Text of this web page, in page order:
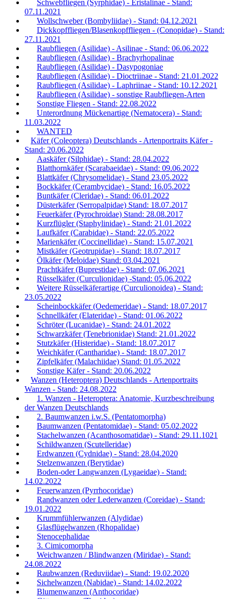
Schwebfliegen (Syrphidae) - Eristalinae - Stand:
07.11.2021
Wollschweber (Bombyliidae) - Stand: 04.12.2021
Dickkopffliegen/Blasenkopffliegen - (Conopidae) - Stand:
27.11.2021
Raubfliegen (Asilidae) - Asilinae - Stand: 06.06.2022
Raubfliegen (Asilidae) - Brachyrhopalinae
Raubfliegen (Asilidae) - Dasypogoniae
Raubfliegen (Asilidae) - Dioctriinae - Stand: 21.01.2022
Raubfliegen (Asilidae) - Laphriinae - Stand: 10.12.2021
Raubfliegen (Asilidae) - sonstige Raubfliegen-Arten
Sonstige Fliegen - Stand: 22.08.2022
Unterordnung Mückenartige (Nematocera) - Stand:
11.03.2022
WANTED
Käfer (Coleoptera) Deutschlands - Artenportraits Käfer -
Stand: 20.06.2022
Aaskäfer (Silphidae) - Stand: 28.04.2022
Blatthornkäfer (Scarabaeidae) - Stand: 09.06.2022
Blattkäfer (Chrysomelidae) - Stand 23.05.2022
Bockkäfer (Cerambycidae) - Stand: 16.05.2022
Buntkäfer (Cleridae) - Stand: 06.01.2022
Düsterkäfer (Serropalpidae) Stand: 18.07.2017
Feuerkäfer (Pyrochroidae) Stand: 28.08.2017
Kurzflügler (Staphylinidae) - Stand: 21.01.2022
Laufkäfer (Carabidae) - Stand: 22.05.2022
Marienkäfer (Coccinellidae) - Stand: 15.07.2021
Mistkäfer (Geotrupidae) - Stand: 18.07.2017
Ölkäfer (Meloidae) Stand: 03.04.2021
Prachtkäfer (Buprestidae) - Stand: 07.06.2021
Rüsselkäfer (Curculionidae) -Stand: 05.06.2022
Weitere Rüsselkäferartige (Curculionoidea) - Stand:
23.05.2022
Scheinbockkäfer (Oedemeridae) - Stand: 18.07.2017
Schnellkäfer (Elateridae) - Stand: 01.06.2022
Schröter (Lucanidae) - Stand: 24.01.2022
Schwarzkäfer (Tenebrionidae) Stand: 21.01.2022
Stutzkäfer (Histeridae) - Stand: 18.07.2017
Weichkäfer (Cantharidae) - Stand: 18.07.2017
Zipfelkäfer (Malachiidae) Stand: 01.05.2022
Sonstige Käfer - Stand: 20.06.2022
Wanzen (Heteroptera) Deutschlands - Artenportraits
Wanzen - Stand: 24.08.2022
1. Wanzen - Heteroptera: Anatomie, Kurzbeschreibung
der Wanzen Deutschlands
2. Baumwanzen i.w.S. (Pentatomorpha)
Baumwanzen (Pentatomidae) - Stand: 05.02.2022
Stachelwanzen (Acanthosomatidae) - Stand: 29.11.1021
Schildwanzen (Scutelleridae)
Erdwanzen (Cydnidae) - Stand: 28.04.2020
Stelzenwanzen (Berytidae)
Boden-oder Langwanzen (Lygaeidae) - Stand:
14.02.2022
Feuerwanzen (Pyrrhocoridae)
Randwanzen oder Lederwanzen (Coreidae) - Stand:
19.01.2022
Krummfühlerwanzen (Alydidae)
Glasflügelwanzen (Rhopalidae)
Stenocephalidae
3. Cimicomorpha
Weichwanzen / Blindwanzen (Miridae) - Stand:
24.08.2022
Raubwanzen (Reduviidae) - Stand: 19.02.2020
Sichelwanzen (Nabidae) - Stand: 14.02.2022
Blumenwanzen (Anthocoridae)